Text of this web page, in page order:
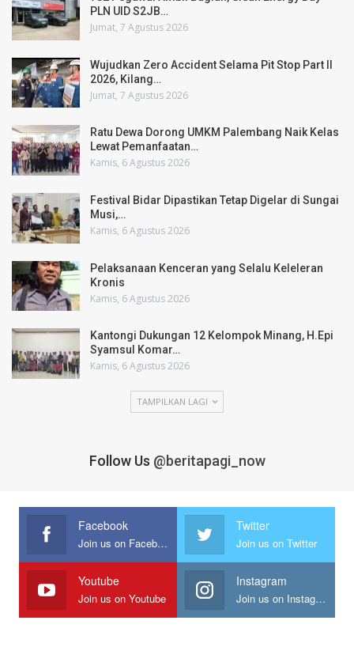
PLN UID S2JB…
Jumat, 7 Agustus 2026
Wujudkan Zero Accident Selama Pit Stop Part II
2026, Kilang…
Jumat, 7 Agustus 2026
Ratu Dewa Dorong UMKM Palembang Naik Kelas
Lewat Pemanfaatan…
Kamis, 6 Agustus 2026
Festival Bidar Dipastikan Tetap Digelar di Sungai
Musi,…
Kamis, 6 Agustus 2026
Pelaksanaan Kenceran yang Selalu Keleleran
Kronis
Kamis, 6 Agustus 2026
Kantongi Dukungan 12 Kelompok Minang, H.Epi
Syamsul Komar…
Kamis, 6 Agustus 2026
TAMPILKAN LAGI
Follow Us @beritapagi_now
Facebook
Join us on Facebook
Twitter
Join us on Twitter
Youtube
Join us on Youtube
Instagram
Join us on Instagram